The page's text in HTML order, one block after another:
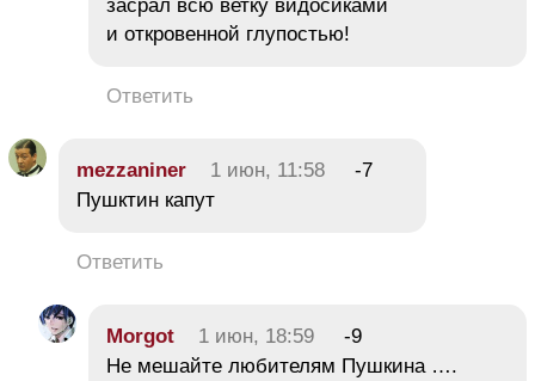
засрал всю ветку видосиками
и откровенной глупостью!
Ответить
mezzaniner 1 июн, 11:58
-7
Пушктин капут
Ответить
Morgot 1 июн, 18:59
-9
Не мешайте любителям Пушкина ….